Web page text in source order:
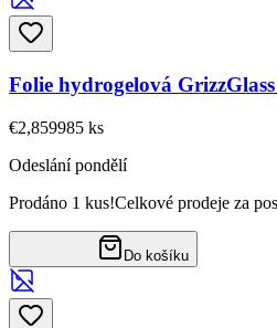
Folie hydrogelová
€2,859985 ks
Odeslání pondělí
Prodáno 1 kus!Celkové prodeje za
Do košíku